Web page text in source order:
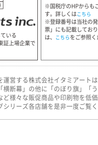
いる
証上場企業で
※国税庁のHPからも
す。詳しくはこちら
※登録番号は当社の
票」にも記載してお
は、 こちらをご参照く
運営する株式会社イタミアート
横断幕」の他に「のぼり旗」「
ど様々な販促商品や印刷物を低
リーズ各店舗を是非一度ご覧く